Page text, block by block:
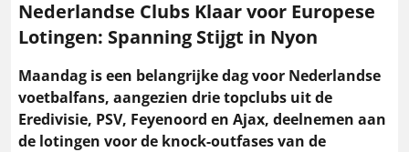
Nederlandse Clubs Klaar voor Europese
Lotingen: Spanning Stijgt in Nyon
Maandag is een belangrijke dag voor Nederlandse
voetbalfans, aangezien drie topclubs uit de
Eredivisie, PSV, Feyenoord en Ajax, deelnemen aan
de lotingen voor de knock-outfases van de